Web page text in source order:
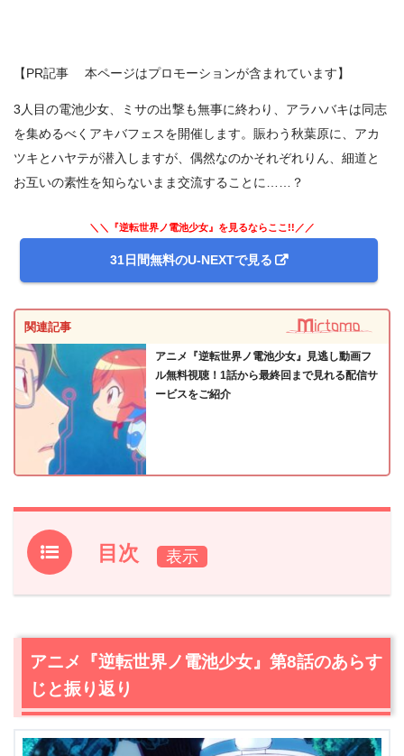
【PR記事 本ページはプロモーションが含まれています】
3人目の電池少女、ミサの出撃も無事に終わり、アラハバキは同志
を集めるべくアキバフェスを開催します。賑わう秋葉原に、アカ
ツキとハヤテが潜入しますが、偶然なのかそれぞれりん、細道と
お互いの素性を知らないまま交流することに……？
＼＼『逆転世界ノ電池少女』を見るならここ!!／／
31日間無料のU-NEXTで見る
関連記事
アニメ『逆転世界ノ電池少女』見逃し動画フ
ル無料視聴！1話から最終回まで見れる配信サ
ービスをご紹介
目次
1.アニメ『逆転世界ノ電池少女』第8話のあらすじと振り返
【ネタバレあり】アニメ『逆転世界ノ電池少女』第9話
あらすじ・感想
2.1アラハバキによる電波ジャックは大成功
2.3口を滑らせてしまった宗方
アニメ『逆転世界ノ電池少女』第8話のあらす
じと振り返り